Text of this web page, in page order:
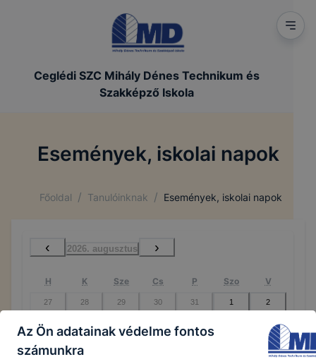
Ceglédi SZC Mihály Dénes Technikum és
Szakképző Iskola
Események, iskolai napok
Főoldal / Tanulóinknak / Események, iskolai napok
‹ 2026. augusztus ›
H K Sze Cs P Szo V
27 28 29 30 31 1 2
3 4 5 6 7
10 11 16
Az Ön adatainak védelme fontos
számunkra